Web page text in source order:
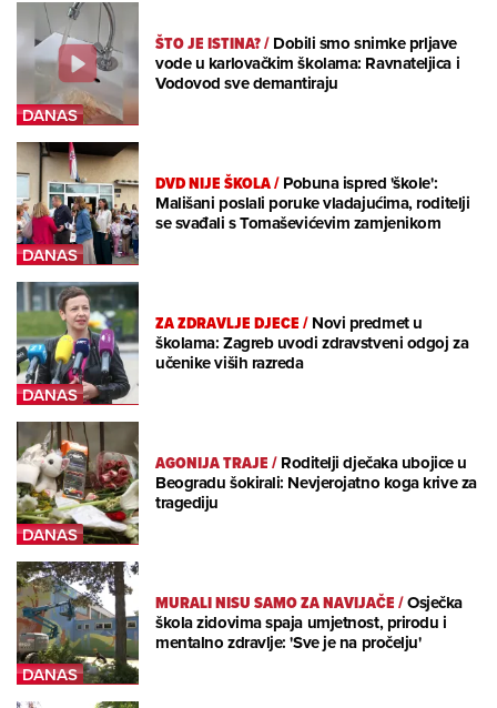
ŠTO JE ISTINA?/Dobili smo snimke prljave
vode u karlovačkim školama: Ravnateljica i
Vodovod sve demantiraju
DVD NIJE ŠKOLA/Pobuna ispred 'škole':
Mališani poslali poruke vladajućima, roditelji
se svađali s Tomaševićevim zamjenikom
ZA ZDRAVLJE DJECE/Novi predmet u
školama: Zagreb uvodi zdravstveni odgoj za
učenike viših razreda
AGONIJA TRAJE/Roditelji dječaka ubojice u
Beogradu šokirali: Nevjerojatno koga krive za
tragediju
MURALI NISU SAMO ZA NAVIJAČE/Osječka
škola zidovima spaja umjetnost, prirodu i
mentalno zdravlje: 'Sve je na pročelju'